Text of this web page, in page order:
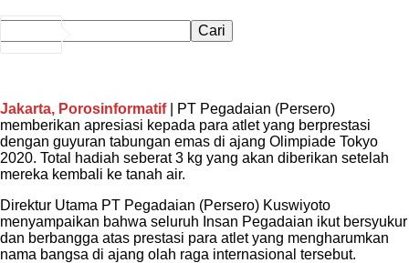
Jakarta, Porosinformatif| PT Pegadaian (Persero)
memberikan apresiasi kepada para atlet yang berprestasi
dengan guyuran tabungan emas di ajang Olimpiade Tokyo
2020. Total hadiah seberat 3 kg yang akan diberikan setelah
mereka kembali ke tanah air.
Direktur Utama PT Pegadaian (Persero) Kuswiyoto
menyampaikan bahwa seluruh Insan Pegadaian ikut bersyukur
dan berbangga atas prestasi para atlet yang mengharumkan
nama bangsa di ajang olah raga internasional tersebut.